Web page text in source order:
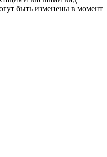
быть изменены в момент